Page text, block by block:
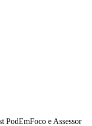
PodEmFoco e Assessor